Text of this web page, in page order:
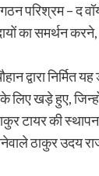
परिश्रम – द
का समर्थन
निर्मित
खड़े हुए,
टायर की
ठाकुर उदय